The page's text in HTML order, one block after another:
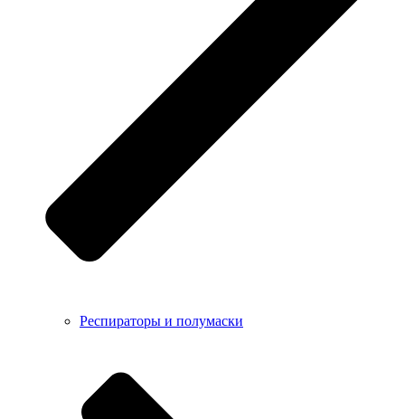
Респираторы и полумаски